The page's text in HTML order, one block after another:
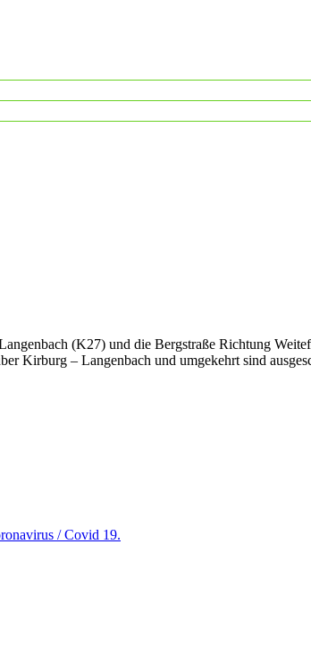
(K27) und die Bergstraße Richtung
Kirburg – Langenbach und umgekehrt sind
/ Covid 19.